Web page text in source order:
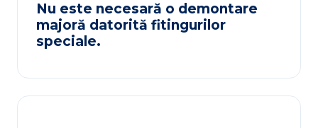
Nu este necesară o demontare
majoră datorită fitingurilor
speciale.